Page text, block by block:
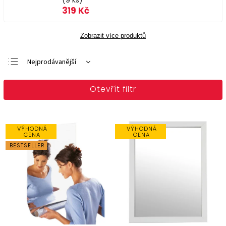
319 Kč
Zobrazit více produktů
Doporučujeme
Nejprodávanější
Abecedně
Otevřít filtr
VÝHODNÁ
CENA
BESTSELLER
VÝHODNÁ
CENA